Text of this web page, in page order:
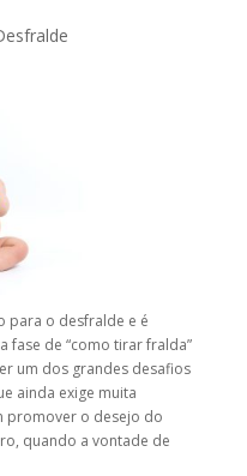
para o desfralde e é
fase de “como tirar fralda”
um dos grandes desafios
ainda exige muita
promover o desejo do
quando a vontade de